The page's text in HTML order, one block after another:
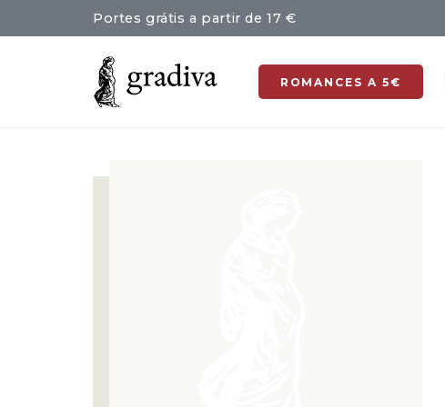
Portes grátis a partir de 17 €
ROMANCES A 5€